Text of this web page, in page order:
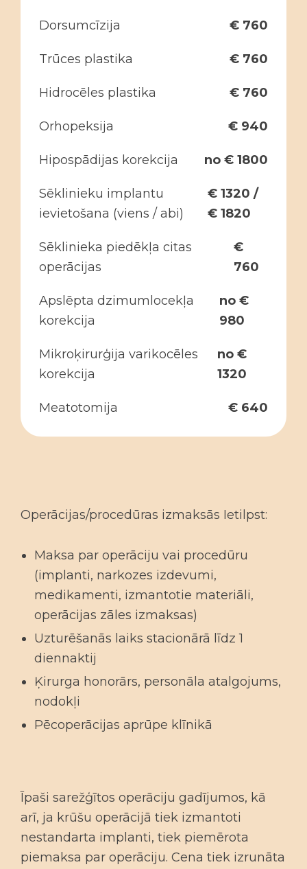
Dorsumcīzija € 760
Trūces plastika € 760
Hidrocēles plastika € 760
Orhopeksija € 940
Hipospādijas korekcija no € 1800
Sēklinieku implantu
ievietošana (viens / abi)
€ 1320 /
€ 1820
Sēklinieka piedēkļa citas
operācijas
€
760
Apslēpta dzimumlocekļa
korekcija
no €
980
Mikroķirurģija varikocēles
korekcija
no €
1320
Meatotomija € 640
Operācijas/procedūras izmaksās Ietilpst:
Maksa par operāciju vai procedūru
(implanti, narkozes izdevumi,
medikamenti, izmantotie materiāli,
operācijas zāles izmaksas)
Uzturēšanās laiks stacionārā līdz 1
diennaktij
Ķirurga honorārs, personāla atalgojums,
nodokļi
Pēcoperācijas aprūpe klīnikā
Īpaši sarežģītos operāciju gadījumos, kā
arī, ja krūšu operācijā tiek izmantoti
nestandarta implanti, tiek piemērota
piemaksa par operāciju. Cena tiek izrunāta